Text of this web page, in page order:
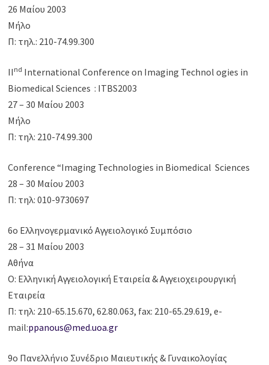
26 Μαίου 2003
Μήλο
Π: τηλ.: 210-74.99.300
II nd International Conference on Imaging Technol ogies in
Biomedical Sciences : ITBS2003
27 – 30 Μαίου 2003
Μήλο
Π: τηλ: 210-74.99.300
Conference “Imaging Technologies in Biomedical Sciences
28 – 30 Μαίου 2003
Π: τηλ: 010-9730697
6ο Ελληνογερμανικό Αγγειολογικό Συμπόσιο
28 – 31 Μαίου 2003
Αθήνα
Ο: Ελληνική Αγγειολογική Εταιρεία & Αγγειοχειρουργική
Εταιρεία
Π: τηλ: 210-65.15.670, 62.80.063, fax: 210-65.29.619, e-
mail:ppanous@med.uoa.gr
9ο Πανελλήνιο Συνέδριο Μαιευτικής & Γυναικολογίας